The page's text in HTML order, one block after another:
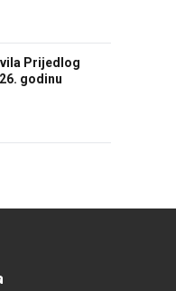
Prijedlog
godinu